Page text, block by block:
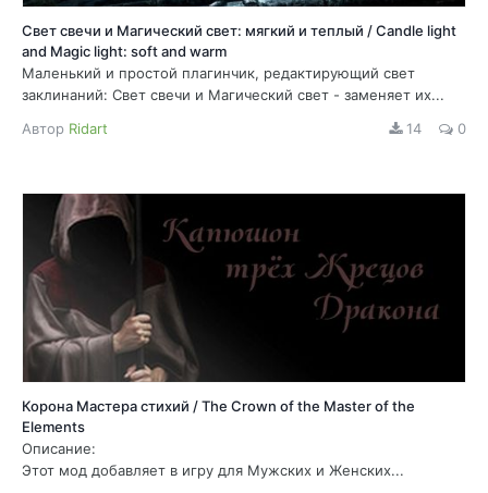
Свет свечи и Магический свет: мягкий и теплый / Candle light
and Magic light: soft and warm
Маленький и простой плагинчик, редактирующий свет
заклинаний: Свет свечи и Магический свет - заменяет их...
Автор Ridart 14 0
Корона Мастера стихий / The Crown of the Master of the
Elements
Описание:
Этот мод добавляет в игру для Мужских и Женских...